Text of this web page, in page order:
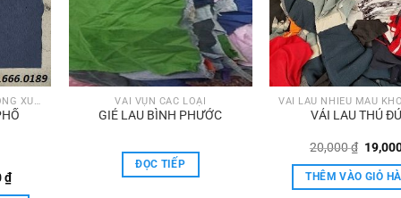
VẢI LAU NHIỀU MÀU KHÔNG XÙ LÔNG KHÔNG RA MÀU
₫Giá
hiện
VẢI VỤN CÁC LOẠI
GIẺ LAU BÌNH PHƯỚC
ĐỌC TIẾP
VẢI LAU THỦ
20,000₫ Giá
là:
THÊM VÀO GIỎ